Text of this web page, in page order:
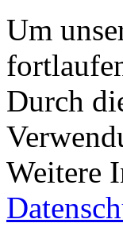
Um
Durch
Weitere